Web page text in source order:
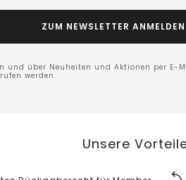
ZUM NEWSLETTER ANMELDEN
und über Neuheiten und Aktionen per E-
werden.
Unsere